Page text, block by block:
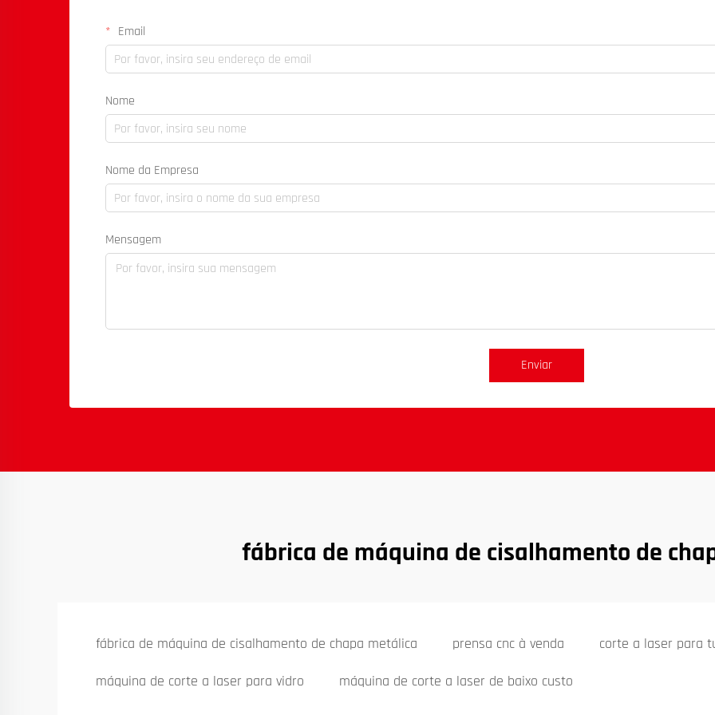
Email
Nome
Nome da Empresa
Mensagem
Enviar
fábrica de máquina de cisalhamento de
fábrica de máquina de cisalhamento de chapa metálica prensa cnc à venda corte a laser para
máquina de corte a laser para vidro máquina de corte a laser de baixo custo